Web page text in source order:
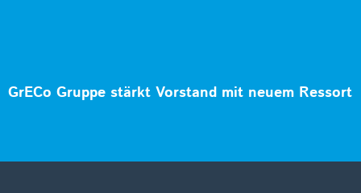
GrECo Gruppe stärkt Vorstand mit neuem Ressort